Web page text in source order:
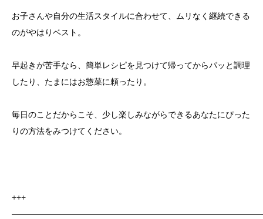
お子さんや自分の生活スタイルに合わせて、ムリなく継続できる
のがやはりベスト。
早起きが苦手なら、簡単レシピを見つけて帰ってからパッと調理
したり、たまにはお惣菜に頼ったり。
毎日のことだからこそ、少し楽しみながらできるあなたにぴった
りの方法をみつけてください。
+++